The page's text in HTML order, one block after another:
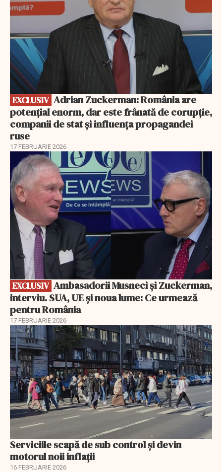
EXCLUSIV
potențial enorm, dar este frânată de corupție,
companii de stat și influența propagandei
ruse
17 FEBRUARIE 2026
EXCLUSIV
EXCLUSIV
interviu. SUA, UE și noua lume: Ce urmează
pentru România
17 FEBRUARIE 2026
Serviciile scapă de sub control și devin
motorul noii inflații
16 FEBRUARIE 2026